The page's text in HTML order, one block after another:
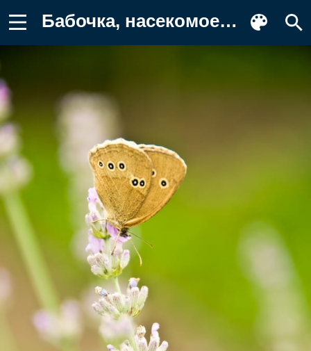
Бабочка, насекомое, цветы Заставка на телефон